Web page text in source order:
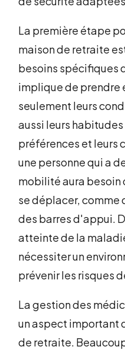
La première étape
maison de retraite
besoins spécifiques
implique de prendre
seulement leurs
aussi leurs habitudes
préférences et leurs
une personne qui a
mobilité aura
se déplacer, comme
des barres d'appui.
atteinte de la
nécessiter un
prévenir les risques
La gestion des
un aspect important
de retraite.